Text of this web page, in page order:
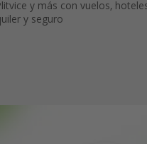
y más con vuelos,
y seguro